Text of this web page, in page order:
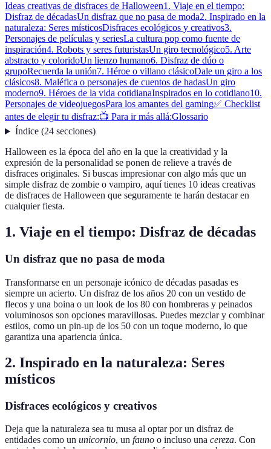
Ideas creativas de disfraces de Halloween1. Viaje en el tiempo:
Disfraz de décadasUn disfraz que no pasa de moda2. Inspirado en la
naturaleza: Seres místicosDisfraces ecológicos y creativos3.
Personajes de películas y seriesLa cultura pop como fuente de
inspiración4. Robots y seres futuristasUn giro tecnológico5. Arte
abstracto y coloridoUn lienzo humano6. Disfraz de dúo o
grupoRecuerda la unión7. Héroe o villano clásicoDale un giro a los
clásicos8. Maléfica o personajes de cuentos de hadasUn giro
moderno9. Héroes de la vida cotidianaInspirados en lo cotidiano10.
Personajes de videojuegosPara los amantes del gaming✅ Checklist
antes de elegir tu disfraz:📺 Para ir más allá:Glossario
Índice(24 secciones)
Halloween es la época del año en la que la creatividad y la
expresión de la personalidad se ponen de relieve a través de
disfraces originales. Si buscas impresionar con algo más que un
simple disfraz de zombie o vampiro, aquí tienes 10 ideas creativas
de disfraces de Halloween que seguramente te harán destacar en
cualquier fiesta.
1. Viaje en el tiempo: Disfraz de décadas
Un disfraz que no pasa de moda
Transformarse en un personaje icónico de décadas pasadas es
siempre un acierto. Un disfraz de los años 20 con un vestido de
flecos y una boina o un look de los 80 con hombreras y peinados
voluminosos son opciones maravillosas. Puedes mezclar y combinar
estilos, como un pin-up de los 50 con un toque moderno, lo que
garantiza una apariencia única.
2. Inspirado en la naturaleza: Seres
místicos
Disfraces ecológicos y creativos
Deja que la naturaleza sea tu musa al optar por un disfraz de
entidades como un unicornio, un fauno o incluso una cereza. Con